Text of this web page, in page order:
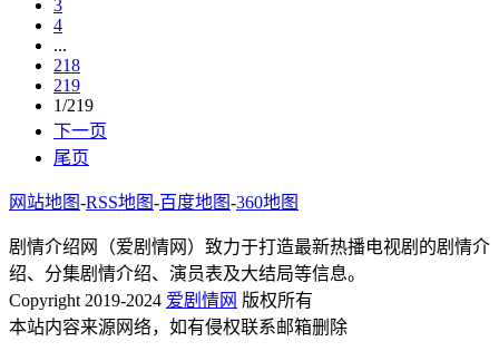
3
4
...
218
219
1/219
下一页
尾页
网站地图-RSS地图-百度地图-360地图
剧情介绍网（爱剧情网）致力于打造最新热播电视剧的剧情介
绍、分集剧情介绍、演员表及大结局等信息。
Copyright 2019-2024 爱剧情网 版权所有
本站内容来源网络，如有侵权联系邮箱删除